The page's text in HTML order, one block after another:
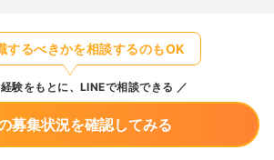
するべきかを相談するのもOK
験をもとに、LINEで相談できる
募集状況を確認してみる